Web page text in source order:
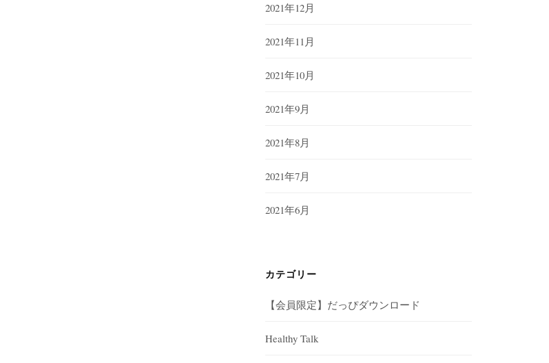
2021年12月
2021年11月
2021年10月
2021年9月
2021年8月
2021年7月
2021年6月
カテゴリー
【会員限定】だっぴダウンロード
Healthy Talk